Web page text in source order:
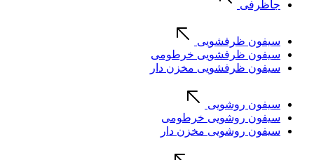
جاظرفی
سیفون ظرفشویی
سیفون ظرفشویی خرطومی
سیفون ظرفشویی مخزن دار
سیفون روشویی
سیفون روشویی خرطومی
سیفون روشویی مخزن دار